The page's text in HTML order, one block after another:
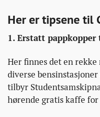
Her er tipsene til
1. Erstatt
Her finnes det en
diverse
tilbyr
hørende gratis kaffe